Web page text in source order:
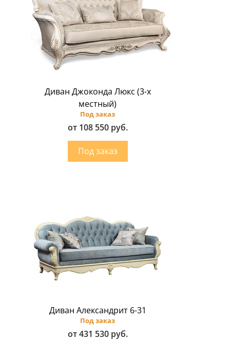
Диван Джоконда Люкс (3-х
местный)
Под заказ
от 108 550 руб.
Диван Александрит 6-31
Под заказ
от 431 530 руб.